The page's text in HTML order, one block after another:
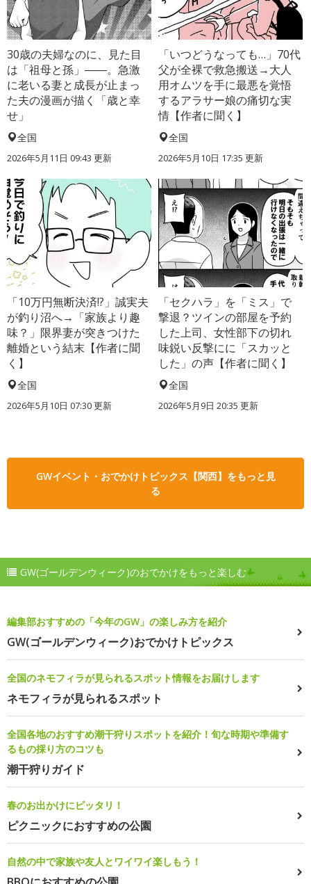
30歳の夫婦なのに、見た目
は「祖母と孫」――。急激
に老いる妻と成長が止まっ
た夫の漫画が描く「歳と幸
せ」
全国
2026年5月11日 09:43 更新
「いつどうなっても…」70代
父が全裸で救急搬送→大人
用オムツを手に最悪を覚悟
するアラサー娘の痛切な実
情【作者に聞く】
全国
2026年5月10日 17:35 更新
「10万円無断決済!?」誠実夫
が釣り沼へ→「家族より趣
味？」限界妻が突きつけた
離婚という結末【作者に聞
く】
全国
2026年5月10日 07:30 更新
「セクハラ」を「ミス」で
撃退？ツインの部屋を予約
した上司、女性部下の切れ
味鋭い反撃にに「スカッと
した」の声【作者に聞く】
全国
2026年5月9日 20:35 更新
GWイベント・おでかけトピックス【関西】をもっと見
る
GW(ゴールデンウィーク)のおでかけをもっと楽しむ
編集部おすすめの「今年のGW」の楽しみ方を紹介
GW(ゴールデンウィーク)おでかけトピックス
全国のネモフィラが見られるスポット情報をお届けします
ネモフィラが見られるスポット
全国各地のおすすめ潮干狩りスポットを紹介！旬な時期や準備す
るもの採り方のコツも
潮干狩りガイド
春のお出かけにピッタリ！
ピクニックにおすすめの公園
自然の中で家族や友人とワイワイ楽しもう！